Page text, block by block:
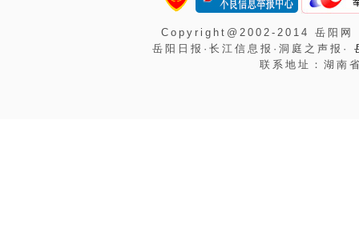
Copyright@2002-2014 岳阳
岳阳日报·长江信息报·洞庭之声报·
联系地址：湖南